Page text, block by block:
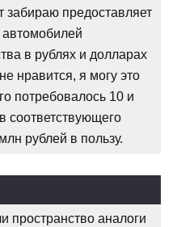
предоставляет
автомобилей
в рублях и долларах
нравится, я могу это
потребовалось 10 и
соответствующего
рублей в пользу.
пространство аналоги